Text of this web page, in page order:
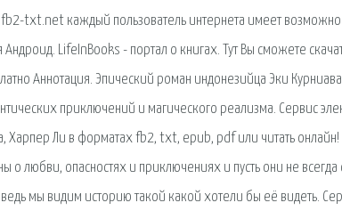
txt.net каждый пользователь интернета имеет
LifeInBooks - портал о книгах. Тут Вы сможете
Аннотация. Эпический роман индонезийца Эки
приключений и магического реализма. Сервис
Харпер Ли в форматах fb2, txt, epub, pdf или читать онлайн!
о любви, опасностях и приключениях и пусть они не всегда
ведь мы видим историю такой какой хотели бы её видеть.